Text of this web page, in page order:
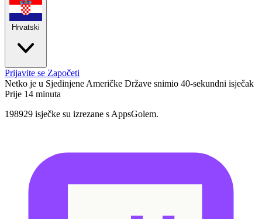
Hrvatski
Prijavite se Započeti
Netko je u Sjedinjene Američke Države snimio 40-sekundni isječak
Prije 14 minuta
198929 isječke su izrezane s AppsGolem.